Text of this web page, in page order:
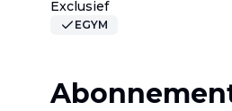
Exclusief
EGYM